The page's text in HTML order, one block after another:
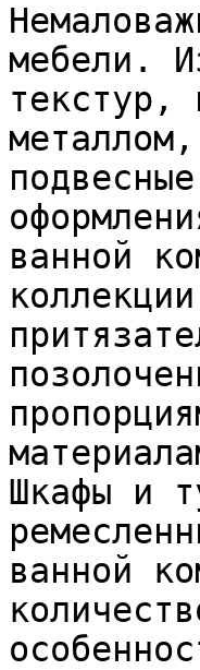
мебели.
текстур,
ванной
Шкафы и
ванной